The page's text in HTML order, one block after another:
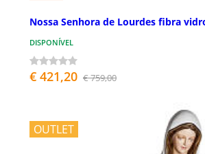
Nossa Senhora de Lourdes fibra
DISPONÍVEL
€ 421,20 € 759,00
OUTLET